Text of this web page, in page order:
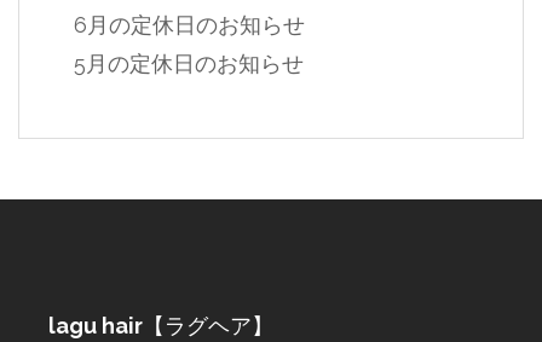
6月の定休日のお知らせ
5月の定休日のお知らせ
lagu hair 【ラグヘア】